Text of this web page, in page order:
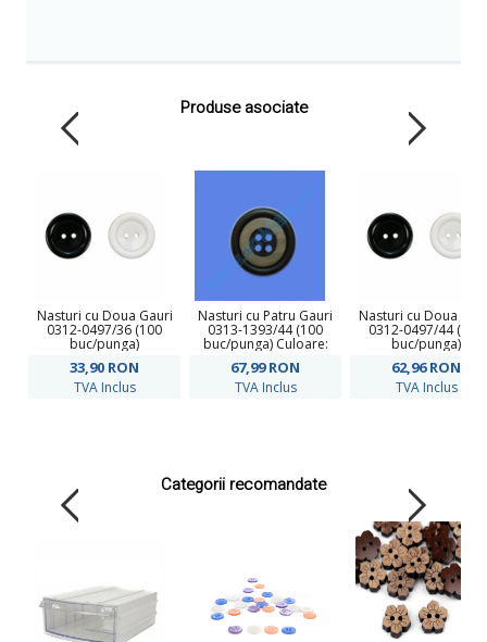
Produse asociate
Nasturi cu Doua Gauri
0312-0497/36 (100
buc/punga)
33,90 RON
TVA Inclus
Nasturi cu Patru Gauri
0313-1393/44 (100
buc/punga) Culoare:
67,99RON
TVA Inclus
Nasturi cu Doua
0312-0497/44 (100
buc/punga)
62,96RON
TVA Inclus
Categorii recomandate